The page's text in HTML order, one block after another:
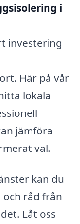
i
investering
Här på vår
lokala
jämföra
val.
kan du
och råd från
Låt oss